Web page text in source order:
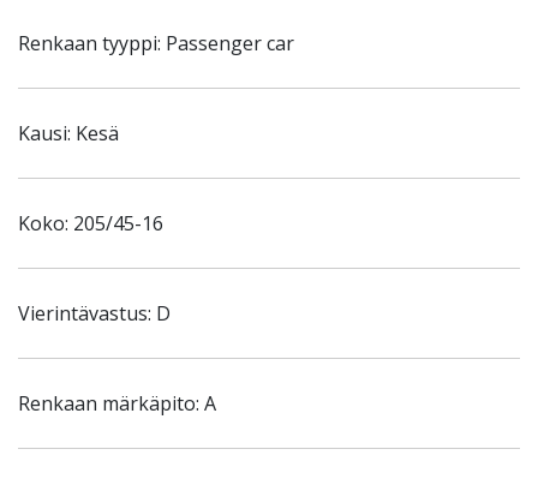
Renkaan tyyppi: Passenger car
Kausi: Kesä
Koko: 205/45-16
Vierintävastus: D
Renkaan märkäpito: A